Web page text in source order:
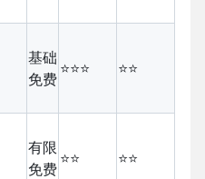
基础
免费
⭐⭐⭐ ⭐⭐
有限
免费
⭐⭐ ⭐⭐